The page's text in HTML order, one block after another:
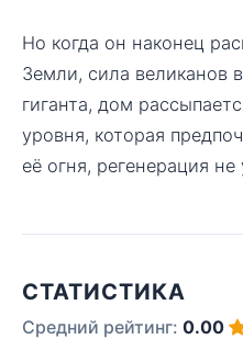
Но когда он наконец
Земли, сила великанов
гиганта, дом
уровня, которая
её огня, регенерация
СТАТИСТИКА
Средний рейтинг: 0.00